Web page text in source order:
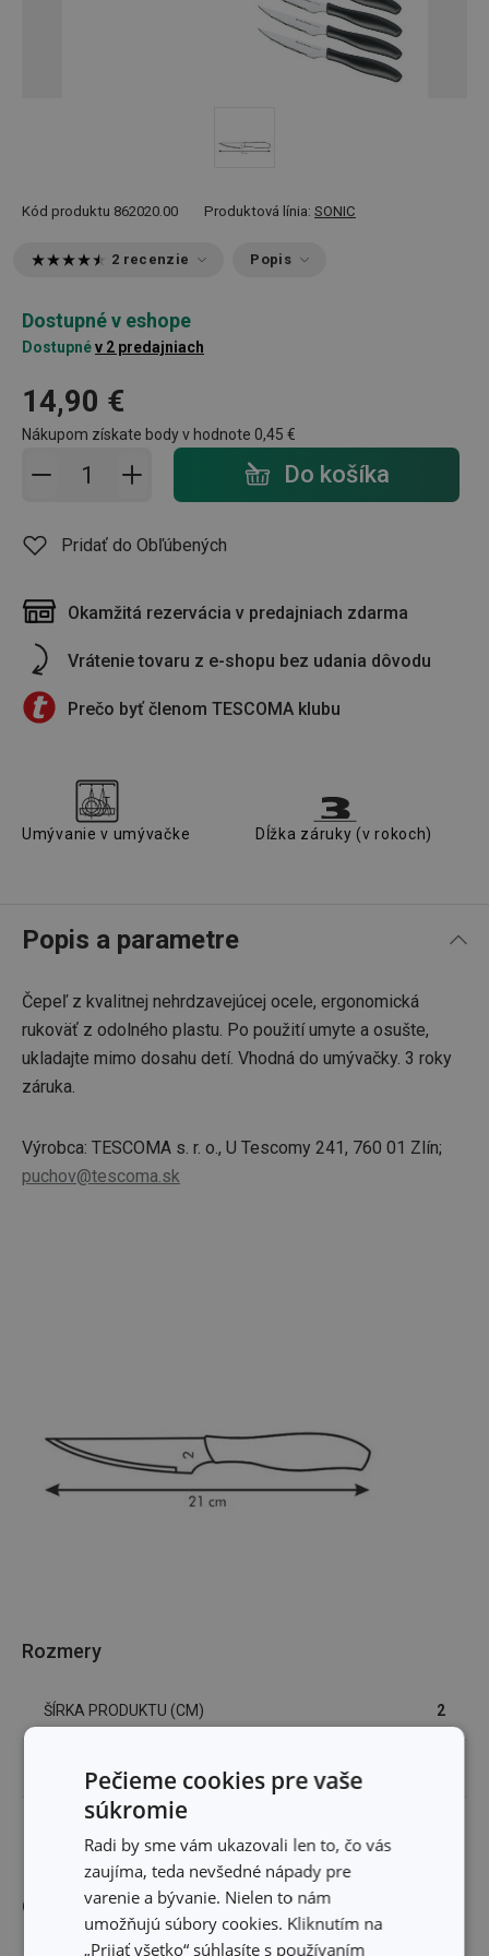
Kód produktu 862020.00 Produktová línia: SONIC
2 recenzie Popis
Dostupné v eshope
Dostupnév 2 predajniach
14,90 €
Nákupom získate body v hodnote 0,45 €
Pridať do košíka - počet Do košíka
Pridať do Obľúbených
Okamžitá rezervácia v predajniach zdarma
Vrátenie tovaru z e-shopu bez udania dôvodu
Prečo byť členom TESCOMA klubu
Umývanie v umývačke Dĺžka záruky (v rokoch)
Popis a parametre
Čepeľ z kvalitnej nehrdzavejúcej ocele, ergonomická
rukoväť z odolného plastu. Po použití umyte a osušte,
ukladajte mimo dosahu detí. Vhodná do umývačky. 3 roky
záruka.
Výrobca: TESCOMA s. r. o., U Tescomy 241, 760 01 Zlín;
puchov@tescoma.sk
Rozmery
ŠÍRKA PRODUKTU (CM) 2
DĹŽKA PRODUKTU (CM)
Ostatné parametre
Pečieme cookies pre vaše
súkromie
Radi by sme vám ukazovali len to, čo vás
zaujíma, teda nevšedné nápady pre
varenie a bývanie. Nielen to nám
umožňujú súbory cookies. Kliknutím na
„Prijať všetko“ súhlasíte s používaním